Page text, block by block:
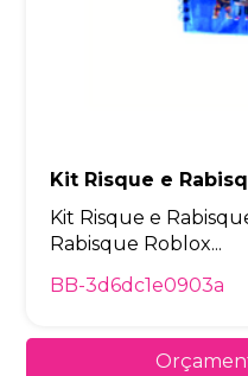
Kit Risque e
Kit Risque e
Rabisque Roblox...
BB-3d6dc1e0903a